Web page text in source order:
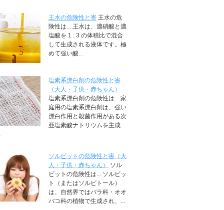
王水の危険性と害 王水の危
険性は... 王水は、濃硝酸と濃
塩酸を 1 : 3 の体積比で混合
して生成される液体です。極
めて強い酸...
塩素系漂白剤の危険性と害
（大人・子供・赤ちゃん）
塩素系漂白剤の危険性は... 家
庭用の塩素系漂白剤は、強い
漂白作用と殺菌作用がある次
亜塩素酸ナトリウムを主成
ソルビットの危険性と害（大
人・子供・赤ちゃん）
ソル
ビットの危険性は... ソルビッ
ト（またはソルビトール）
は、自然界ではバラ科・オオ
バコ科の植物で生成され、...